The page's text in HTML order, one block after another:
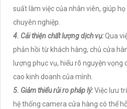
suất làm việc của nhân viên, giúp
chuyên nghiệp.
4. Cải thiện chất lượng dịch vụ:Qua
phản hồi từ khách hàng, chủ cửa
lượng phục vụ, hiểu rõ nguyện vọng
cao kinh doanh của mình.
5. Giảm thiểu rủi ro pháp lý:Việc lưu
hệ thống camera cửa hàng có thể